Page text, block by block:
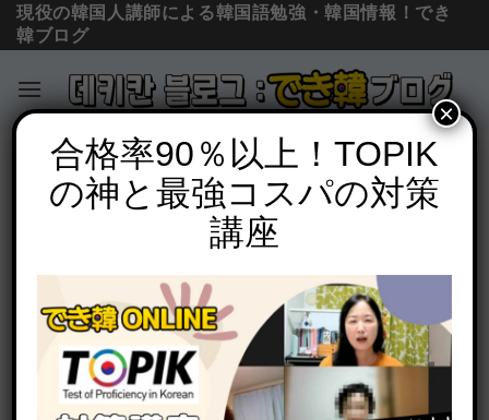
Skip
content
現役の韓国人講師による韓国語勉強・韓国情報！でき
韓ブログ
必須文法と表現
間違いやすい고 있다, 고 있어요(してい
る)の様々な使い方を例文で解説
POSTED ON2020年10月1日 BY でき韓 パク先生
合格率90％以上！TOPIK
の神と最強コスパの対策
講座
×